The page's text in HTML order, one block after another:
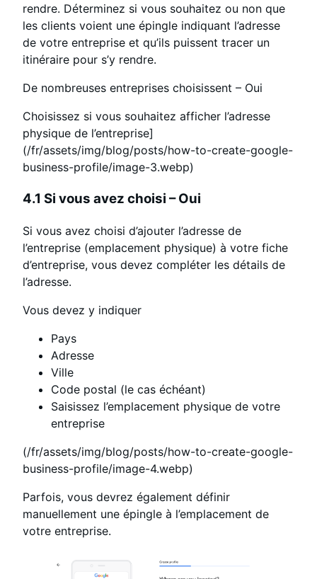
rendre. Déterminez si vous souhaitez ou non que
les clients voient une épingle indiquant l’adresse
de votre entreprise et qu’ils puissent tracer un
itinéraire pour s’y rendre.
De nombreuses entreprises choisissent – Oui
Choisissez si vous souhaitez afficher l’adresse
physique de l’entreprise]
(/fr/assets/img/blog/posts/how-to-create-google-
business-profile/image-3.webp)
4.1 Si vous avez choisi – Oui
Si vous avez choisi d’ajouter l’adresse de
l’entreprise (emplacement physique) à votre fiche
d’entreprise, vous devez compléter les détails de
l’adresse.
Vous devez y indiquer
Pays
Adresse
Ville
Code postal (le cas échéant)
Saisissez l’emplacement physique de votre
entreprise
(/fr/assets/img/blog/posts/how-to-create-google-
business-profile/image-4.webp)
Parfois, vous devrez également définir
manuellement une épingle à l’emplacement de
votre entreprise.